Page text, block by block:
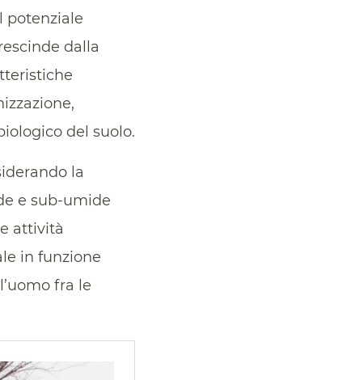
potenziale
dalla
del suolo.
la
e sub-umide
attività
in funzione
fra le